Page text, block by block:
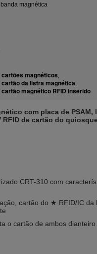
magnética
cartões magnéticos,
cartão da listra magnética,
cartão magnético RFID inserido
com placa de PSAM,
RFID de cartão do
CRT-310 com
cartão do ★ RFID/IC da
o cartão de ambos